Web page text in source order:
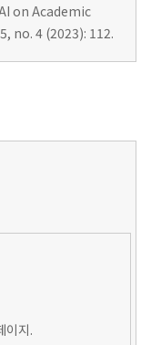
on Academic
no. 4 (2023): 112.
이지.